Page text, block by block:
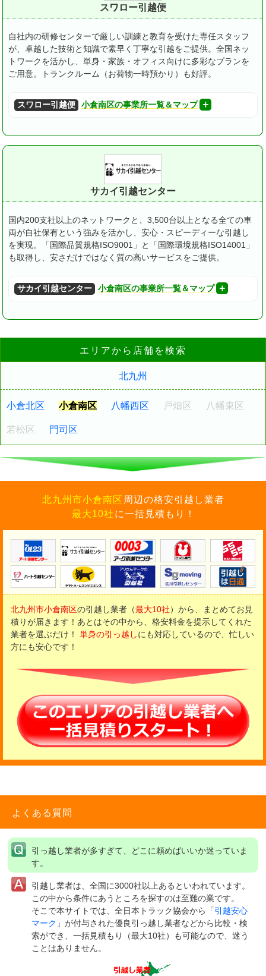
スワロー引越便
自社内の研修センターで厳しい訓練と教育を受けた専任スタッフ
が、卓越した技術と知識で素早く丁寧な引越をご提供。全国ネッ
トワークを活かし、単身・家族・オフィス向けに多彩なプランを
ご用意。トランクルーム（お荷物一時預かり）も好評。
スワロー引越便 小倉南区の事業所一覧＆マップ
サカイ引越センター
国内200支社以上のネットワークと、3,500台以上となる全ての車
両が自社保有という強みを活かし、安心・スピーディーな引越し
を実現。
「国際品質規格ISO9001」と「国際環境規格ISO14001」
も取得し、安さだけではなく質の高いサービスをご提供。
サカイ引越センター 小倉南区の事業所一覧＆マップ
エリアから店舗を検索
北九州
小倉北区 小倉南区 八幡西区 戸畑区 八幡東区
若松区 門司区
北九州市小倉南区 周辺の格安引越し業者
最大10社 に一括見積もり！
北九州市小倉南区の引越し業者（最大10社）から、まとめてお見
積りが届きます！ あとはその中から、格安料金を提示してくれた
業者を選ぶだけ！
単身の引っ越しにも対応しているので、忙しい
方にも安心です！
よくある質問
引っ越し業者が多すぎて、どこに頼めばいいか迷っていま
す。
引越し業者は、全国に3000社以上あるといわれています。
この中から条件にあうところを探すのは至難の業です。
そこで本サイトでは、全日本トラック協会から「引越安心
マーク 」が付与された優良引っ越し業者などから比較・検
索ができ、一括見積もり（最大10社）も可能なので、迷う
ことはありません。